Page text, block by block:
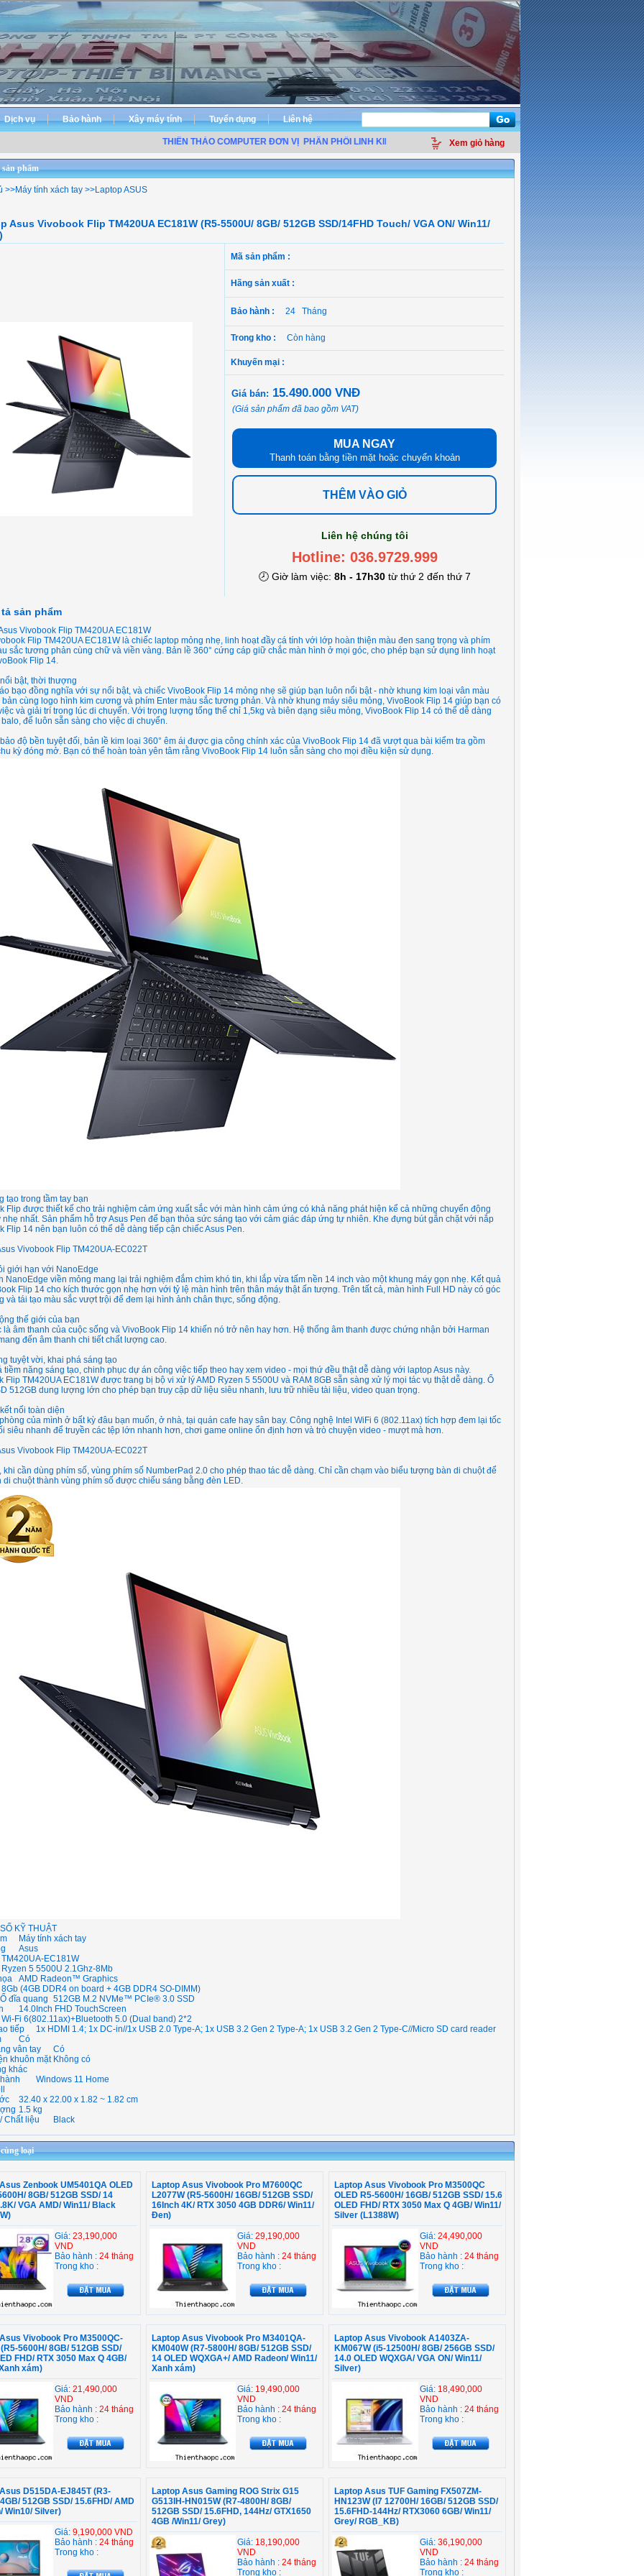
Dịch vụ Bảo hành Xây máy tính Tuyển dụng Liên hệ
THIÊN THẢO COMPUTER ĐƠN VỊ PHÂN PHỐI LINH KIỆN ĐIỆN TỬ MÁY TÍNH - THIẾT BỊ VĂN PHÒNG - GIẢI PHÁP MẠNG -
Xem giỏ hàng
phẩm
>>Máy tính xách tay >>Laptop ASUS
Asus Vivobook Flip TM420UA EC181W (R5-5500U/ 8GB/ 512GB SSD/14FHD Touch/ VGA ON/ Win11/
Mã sản phẩm :
Hãng sản xuất :
Bảo hành : 24 Tháng
Trong kho : Còn hàng
Khuyến mại :
Giá bán: 15.490.000 VNĐ
(Giá sản phẩm đã bao gồm VAT)
MUA NGAY
Thanh toán bằng tiền mặt hoặc chuyển khoản
THÊM VÀO GIỎ
Liên hệ chúng tôi
Hotline: 036.9729.999
🕗 Giờ làm việc: 8h - 17h30từ thứ 2 đến thứ 7
sản phẩm
Vivobook Flip TM420UA EC181W
Flip TM420UA EC181W là chiếc laptop mỏng nhẹ, linh hoạt đầy cá tính với lớp hoàn thiện màu đen sang trọng và phím
sắc tương phản cùng chữ và viền vàng. Bản lề 360° cứng cáp giữ chắc màn hình ở mọi góc, cho phép bạn sử dụng linh hoạt
Flip 14.
bật, thời thượng
bạo đồng nghĩa với sự nổi bật, và chiếc VivoBook Flip 14 mỏng nhẹ sẽ giúp bạn luôn nổi bật - nhờ khung kim loại vân màu
cùng logo hình kim cương và phím Enter màu sắc tương phản. Và nhờ khung máy siêu mỏng, VivoBook Flip 14 giúp bạn có
và giải trí trong lúc di chuyển. Với trọng lượng tổng thể chỉ 1,5kg và biên dạng siêu mỏng, VivoBook Flip 14 có thể dễ dàng
để luôn sẵn sàng cho việc di chuyển.
độ bền tuyệt đối, bản lề kim loại 360° êm ái được gia công chính xác của VivoBook Flip 14 đã vượt qua bài kiểm tra gồm
kỳ đóng mở. Bạn có thể hoàn toàn yên tâm rằng VivoBook Flip 14 luôn sẵn sàng cho mọi điều kiện sử dụng.
tạo trong tầm tay bạn
Flip được thiết kế cho trải nghiệm cảm ứng xuất sắc với màn hình cảm ứng có khả năng phát hiện kể cả những chuyển động
nhẹ nhất. Sản phẩm hỗ trợ Asus Pen để bạn thỏa sức sáng tạo với cảm giác đáp ứng tự nhiên. Khe đựng bút gắn chặt với nắp
Flip 14 nên bạn luôn có thể dễ dàng tiếp cận chiếc Asus Pen.
Vivobook Flip TM420UA-EC022T
giới hạn với NanoEdge
NanoEdge viền mỏng mang lại trải nghiệm đắm chìm khó tin, khi lắp vừa tấm nền 14 inch vào một khung máy gọn nhẹ. Kết quả
Flip 14 cho kích thước gọn nhẹ hơn với tỷ lệ màn hình trên thân máy thật ấn tượng. Trên tất cả, màn hình Full HD này có góc
và tái tạo màu sắc vượt trội để đem lại hình ảnh chân thực, sống động.
thế giới của bạn
là âm thanh của cuộc sống và VivoBook Flip 14 khiến nó trở nên hay hơn. Hệ thống âm thanh được chứng nhận bởi Harman
đến âm thanh chi tiết chất lượng cao.
tuyệt vời, khai phá sáng tạo
tiềm năng sáng tạo, chinh phục dự án công việc tiếp theo hay xem video - mọi thứ đều thật dễ dàng với laptop Asus này.
Flip TM420UA EC181W được trang bị bộ vi xử lý AMD Ryzen 5 5500U và RAM 8GB sẵn sàng xử lý mọi tác vụ thật dễ dàng. Ổ
512GB dung lượng lớn cho phép bạn truy cập dữ liệu siêu nhanh, lưu trữ nhiều tài liệu, video quan trọng.
nối toàn diện
của mình ở bất kỳ đâu bạn muốn, ở nhà, tại quán cafe hay sân bay. Công nghệ Intel WiFi 6 (802.11ax) tích hợp đem lại tốc
siêu nhanh để truyền các tệp lớn nhanh hơn, chơi game online ổn định hơn và trò chuyện video - mượt mà hơn.
Vivobook Flip TM420UA-EC022T
khi cần dùng phím số, vùng phím số NumberPad 2.0 cho phép thao tác dễ dàng. Chỉ cần chạm vào biểu tượng bàn di chuột để
di chuột thành vùng phím số được chiếu sáng bằng đèn LED.
KỸ THUẬT
Máy tính xách tay
Asus
TM420UA-EC181W
Ryzen 5 5500U 2.1Ghz-8Mb
AMD Radeon™ Graphics
8Gb (4GB DDR4 on board + 4GB DDR4 SO-DIMM)
đĩa quang 512GB M.2 NVMe™ PCIe® 3.0 SSD
14.0Inch FHD TouchScreen
Wi-Fi 6(802.11ax)+Bluetooth 5.0 (Dual band) 2*2
tiếp
1x HDMI 1.4; 1x DC-in//1x USB 2.0 Type-A; 1x USB 3.2 Gen 2 Type-A; 1x USB 3.2 Gen 2 Type-C//Micro SD card reader
Có
vân tay
Có
khuôn mặt Không có
khác
Windows 11 Home
32.40 x 22.00 x 1.82 ~ 1.82 cm
1.5 kg
Chất liệu
Black
loại
Zenbook UM5401QA OLED
8GB/ 512GB SSD/ 14
VGA AMD/ Win11/ Black
Giá: 23,190,000
VND
Bảo hành : 24 tháng
Trong kho :
Laptop Asus Vivobook Pro M7600QC
L2077W (R5-5600H/ 16GB/ 512GB SSD/
16Inch 4K/ RTX 3050 4GB DDR6/ Win11/
Đen)
Giá: 29,190,000
VND
Bảo hành : 24 tháng
Trong kho :
Laptop Asus Vivobook Pro M3500QC
OLED R5-5600H/ 16GB/ 512GB SSD/ 15.6
OLED FHD/ RTX 3050 Max Q 4GB/ Win11/
Silver (L1388W)
Giá: 24,490,000
VND
Bảo hành : 24 tháng
Trong kho :
Vivobook Pro M3500QC-
(R5-5600H/ 8GB/ 512GB SSD/
FHD/ RTX 3050 Max Q 4GB/
xám)
Giá: 21,490,000
VND
Bảo hành : 24 tháng
Trong kho :
Laptop Asus Vivobook Pro M3401QA-
KM040W (R7-5800H/ 8GB/ 512GB SSD/
14 OLED WQXGA+/ AMD Radeon/ Win11/
Xanh xám)
Giá: 19,490,000
VND
Bảo hành : 24 tháng
Trong kho :
Laptop Asus Vivobook A1403ZA-
KM067W (i5-12500H/ 8GB/ 256GB SSD/
14.0 OLED WQXGA/ VGA ON/ Win11/
Silver)
Giá: 18,490,000
VND
Bảo hành : 24 tháng
Trong kho :
D515DA-EJ845T (R3-
512GB SSD/ 15.6FHD/ AMD
Win10/ Silver)
Giá: 9,190,000 VND
Bảo hành : 24 tháng
Trong kho :
Laptop Asus Gaming ROG Strix G15
G513IH-HN015W (R7-4800H/ 8GB/
512GB SSD/ 15.6FHD, 144Hz/ GTX1650
4GB /Win11/ Grey)
Giá: 18,190,000
VND
Bảo hành : 24 tháng
Trong kho :
Laptop Asus TUF Gaming FX507ZM-
HN123W (I7 12700H/ 16GB/ 512GB SSD/
15.6FHD-144Hz/ RTX3060 6GB/ Win11/
Grey/ RGB_KB)
Giá: 36,190,000
VND
Bảo hành : 24 tháng
Trong kho :